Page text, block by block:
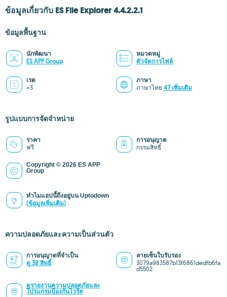
ข้อมูลเกี่ยวกับ ES File Explorer 4.4.2.2.1
ข้อมูลพื้นฐาน
นักพัฒนา
ES APP Group
หมวดหมู่
ตัวจัดการไฟล์
เรต
+3
ภาษา
ภาษาไทย 47 เพิ่มเติม
รูปแบบการจัดจำหน่าย
ราคา
ฟรี
การอนุญาต
กรรมสิทธิ์
Copyright © 2026 ES APP
Group
ทำไมแอปนี้ถึงอยู่บน Uptodown
(ข้อมูลเพิ่มเติม)
ความปลอดภัยและความเป็นส่วนตัว
การอนุญาตที่จำเป็น
ดู 38 สิทธิ์
ลายเซ็นใบรับรอง
3079a983587b13f6861dedfb6fa
d5502
ดูรายงานความปลอดภัยและ
โปรแกรมป้องกันไวรัส